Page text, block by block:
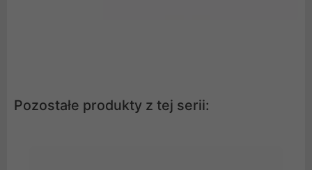
Pozostałe produkty z tej serii: